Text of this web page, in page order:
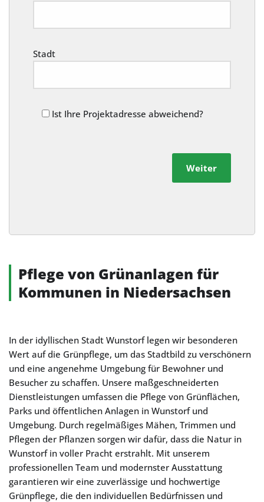
Stadt
Ist Ihre Projektadresse abweichend?
Weiter
Alternative:
Pflege von Grünanlagen für
Kommunen in Niedersachsen
In der idyllischen Stadt Wunstorf legen wir besonderen
Wert auf die Grünpflege, um das Stadtbild zu verschönern
und eine angenehme Umgebung für Bewohner und
Besucher zu schaffen. Unsere maßgeschneiderten
Dienstleistungen umfassen die Pflege von Grünflächen,
Parks und öffentlichen Anlagen in Wunstorf und
Umgebung. Durch regelmäßiges Mähen, Trimmen und
Pflegen der Pflanzen sorgen wir dafür, dass die Natur in
Wunstorf in voller Pracht erstrahlt. Mit unserem
professionellen Team und modernster Ausstattung
garantieren wir eine zuverlässige und hochwertige
Grünpflege, die den individuellen Bedürfnissen und